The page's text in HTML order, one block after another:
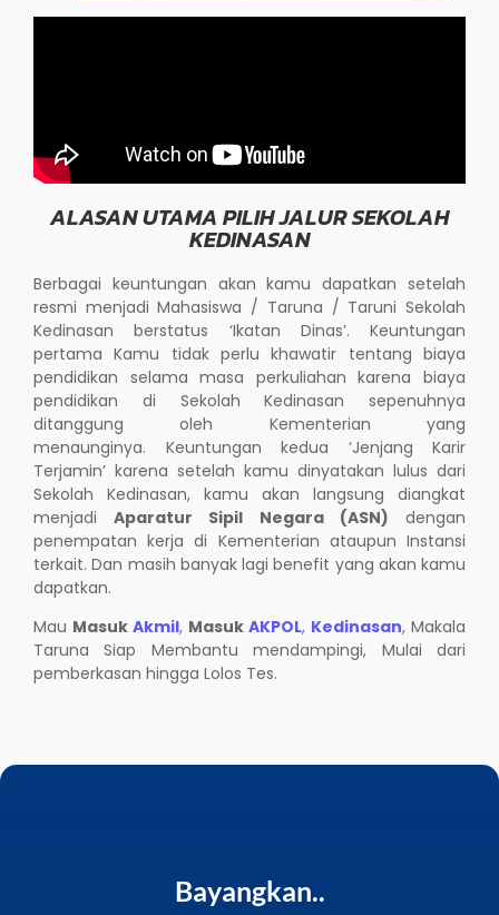
ALASAN UTAMA PILIH JALUR SEKOLAH
KEDINASAN
Berbagai keuntungan akan kamu dapatkan setelah
resmi menjadi Mahasiswa / Taruna / Taruni Sekolah
Kedinasan berstatus ‘Ikatan Dinas’. Keuntungan
pertama Kamu tidak perlu khawatir tentang biaya
pendidikan selama masa perkuliahan karena biaya
pendidikan di Sekolah Kedinasan sepenuhnya
ditanggung oleh Kementerian yang
menaunginya. Keuntungan kedua ‘Jenjang Karir
Terjamin’ karena setelah kamu dinyatakan lulus dari
Sekolah Kedinasan, kamu akan langsung diangkat
menjadiAparatur Sipil Negara (ASN) dengan
penempatan kerja di Kementerian ataupun Instansi
terkait. Dan masih banyak lagi benefit yang akan kamu
dapatkan.
Mau Masuk Akmil, Masuk AKPOL, Kedinasan, Makala
Taruna Siap Membantu mendampingi, Mulai dari
pemberkasan hingga Lolos Tes.
Bayangkan..